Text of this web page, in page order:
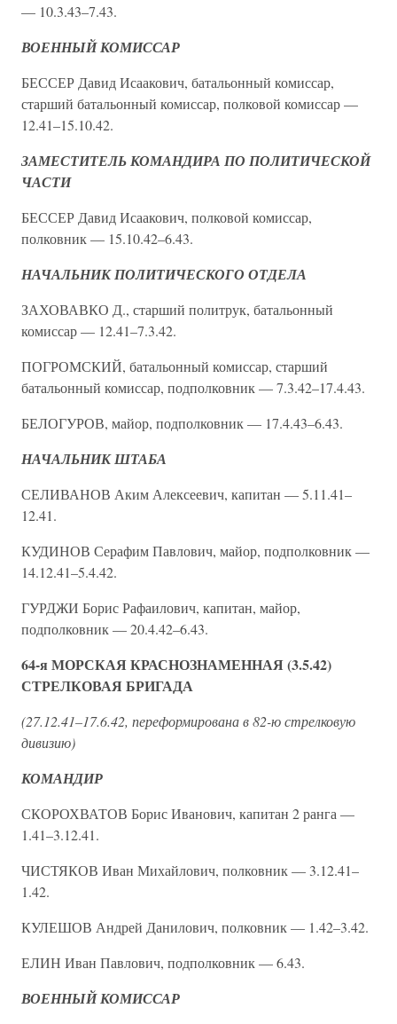
— 10.3.43–7.43.
ВОЕННЫЙ КОМИССАР
БЕССЕР Давид Исаакович, батальонный комиссар,
старший батальонный комиссар, полковой комиссар —
12.41–15.10.42.
ЗАМЕСТИТЕЛЬ КОМАНДИРА ПО ПОЛИТИЧЕСКОЙ
ЧАСТИ
БЕССЕР Давид Исаакович, полковой комиссар,
полковник — 15.10.42–6.43.
НАЧАЛЬНИК ПОЛИТИЧЕСКОГО ОТДЕЛА
ЗАХОВАВКО Д., старший политрук, батальонный
комиссар — 12.41–7.3.42.
ПОГРОМСКИЙ, батальонный комиссар, старший
батальонный комиссар, подполковник — 7.3.42–17.4.43.
БЕЛОГУРОВ, майор, подполковник — 17.4.43–6.43.
НАЧАЛЬНИК ШТАБА
СЕЛИВАНОВ Аким Алексеевич, капитан — 5.11.41–
12.41.
КУДИНОВ Серафим Павлович, майор, подполковник —
14.12.41–5.4.42.
ГУРДЖИ Борис Рафаилович, капитан, майор,
подполковник — 20.4.42–6.43.
64-я МОРСКАЯ КРАСНОЗНАМЕННАЯ (3.5.42)
СТРЕЛКОВАЯ БРИГАДА
(27.12.41–17.6.42, переформирована в 82-ю стрелковую
дивизию)
КОМАНДИР
СКОРОХВАТОВ Борис Иванович, капитан 2 ранга —
1.41–3.12.41.
ЧИСТЯКОВ Иван Михайлович, полковник — 3.12.41–
1.42.
КУЛЕШОВ Андрей Данилович, полковник — 1.42–3.42.
ЕЛИН Иван Павлович, подполковник — 6.43.
ВОЕННЫЙ КОМИССАР